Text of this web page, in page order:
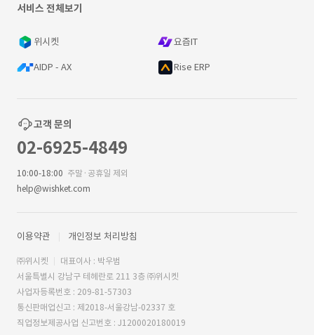
서비스 전체보기
위시켓 요즘IT
AIDP - AX Rise ERP
고객 문의
02-6925-4849
10:00-18:00 주말·공휴일 제외
help@wishket.com
이용약관 개인정보 처리방침
㈜위시켓
대표이사 : 박우범
서울특별시 강남구 테헤란로 211 3층 ㈜위시켓
사업자등록번호 : 209-81-57303
통신판매업신고 : 제2018-서울강남-02337 호
직업정보제공사업 신고번호 : J1200020180019